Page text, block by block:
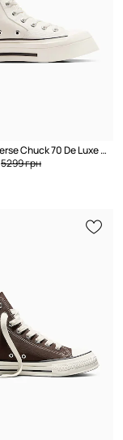
Кеды Converse Chuck 70 De Luxe Squared HI
5299 грн